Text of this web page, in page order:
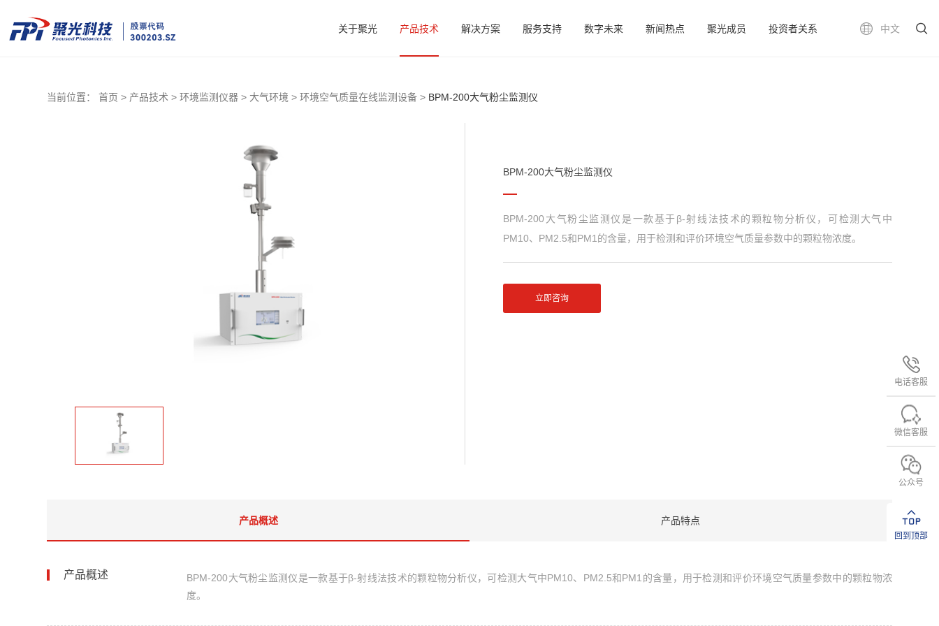
中文
关于聚光 产品技术 解决方案 服务支持 数字未来 新闻热点 聚光成员 投资者关系
电话客服
微信客服
公众号
回到顶部
当前位置： 首页 > 产品技术 > 环境监测仪器 > 大气环境 > 环境空气质量在线监测设备 > BPM-200大气粉尘监测仪
BPM-200大气粉尘监测仪
BPM-200大气粉尘监测仪 是一款基于β-射线法技术的颗粒物分析仪，可检测大气中
PM10、 PM2.5和PM1 的含量，用于检测和评价环境空气质量参数中的颗粒物浓度。
立即咨询
产品概述 产品特点
产品概述 BPM-200大气粉尘监测仪是一款基于β-射线法技术的颗粒物分析仪，可检测大气中PM10、 PM2.5和PM1的含量，用于检测和评价环境空气质量参数中的颗粒物浓
度。